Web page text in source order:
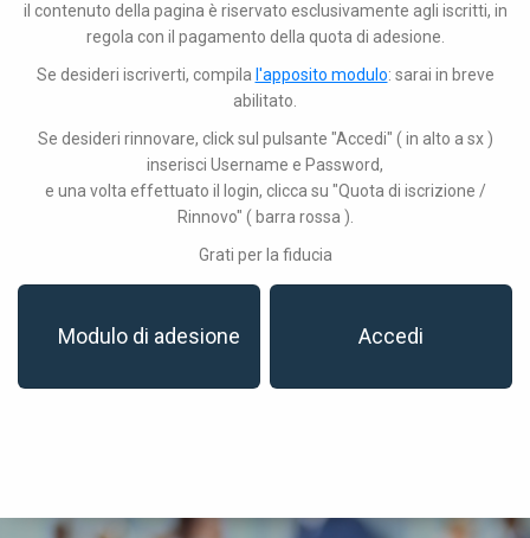
il contenuto della pagina è riservato esclusivamente agli iscritti, in
regola con il pagamento della quota di adesione.
Se desideri iscriverti, compila l'apposito modulo: sarai in breve
abilitato.
Se desideri rinnovare, click sul pulsante "Accedi" ( in alto a sx )
inserisci Username e Password,
e una volta effettuato il login, clicca su "Quota di iscrizione /
Rinnovo" ( barra rossa ).
Grati per la fiducia
Modulo di adesione Accedi